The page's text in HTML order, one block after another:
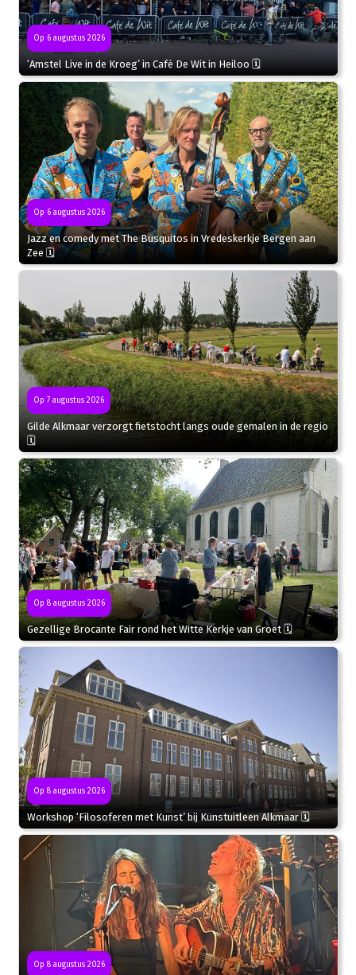
Op 6 augustus 2026
‘Amstel Live in de Kroeg’ in Café De Wit in Heiloo 🗓
Op 6 augustus 2026
Jazz en comedy met The Busquitos in Vredeskerkje Bergen aan
Zee 🗓
Op 7 augustus 2026
Gilde Alkmaar verzorgt fietstocht langs oude gemalen in de regio
🗓
Op 8 augustus 2026
Gezellige Brocante Fair rond het Witte Kerkje van Groet 🗓
Op 8 augustus 2026
Workshop ‘Filosoferen met Kunst’ bij Kunstuitleen Alkmaar 🗓
Op 8 augustus 2026